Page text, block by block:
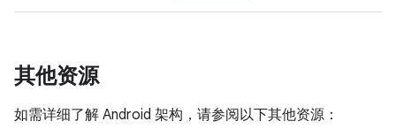
其他资源
如需详细了解 Android 架构，请参阅以下其他资源：